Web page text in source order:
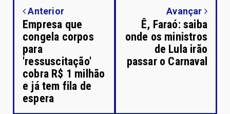
Anterior
Empresa que
congela corpos
para
'ressuscitação'
cobra R$ 1 milhão
e já tem fila de
espera
Avançar
Ê, Faraó: saiba
onde os ministros
de Lula irão
passar o Carnaval